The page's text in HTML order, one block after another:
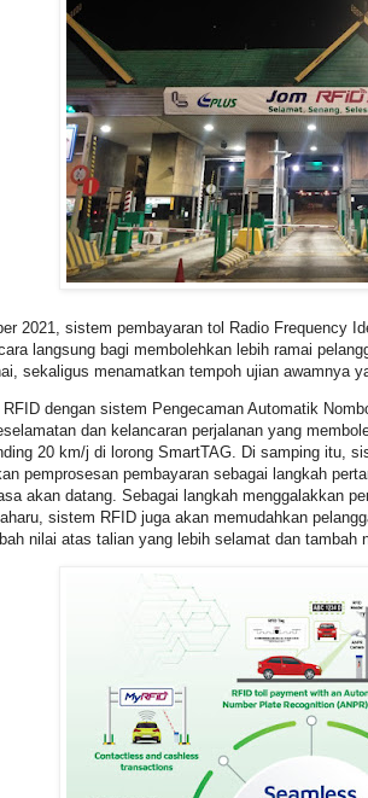
2021, sistem pembayaran tol Radio Frequency
langsung bagi membolehkan lebih ramai
sekaligus menamatkan tempoh ujian awamnya
dengan sistem Pengecaman Automatik
dan kelancaran perjalanan yang
20 km/j di lorong SmartTAG. Di samping itu,
pemprosesan pembayaran sebagai langkah
akan datang. Sebagai langkah menggalakkan
sistem RFID juga akan memudahkan
nilai atas talian yang lebih selamat dan tambah